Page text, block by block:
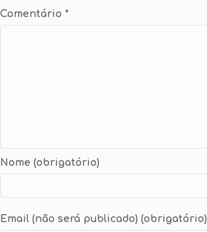
Comentário *
Nome (obrigatório)
Email (não será publicado) (obrigatório)